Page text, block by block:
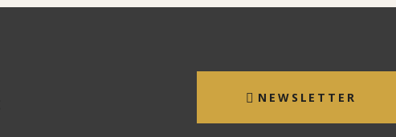
NEWSLETTER